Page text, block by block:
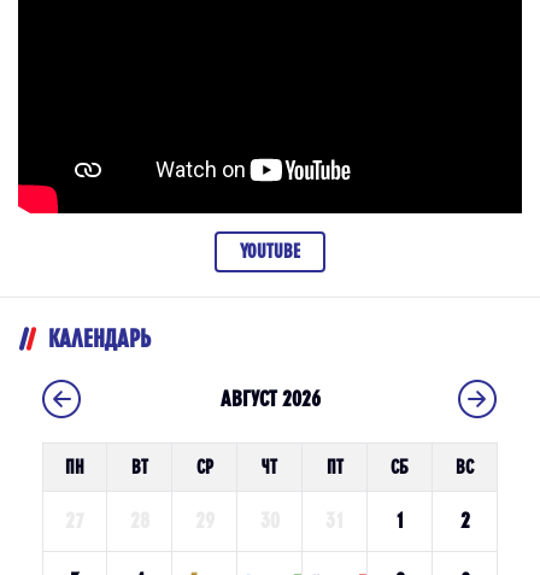
YOUTUBE
КАЛЕНДАРЬ